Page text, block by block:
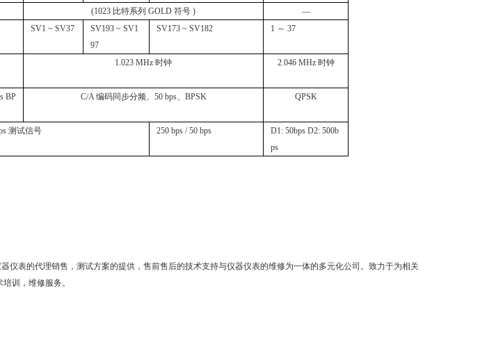
(1023 比特系列 GOLD 符号 )
―
SV1 ~ SV37
SV193 ~ SV1
97
SV173 ~ SV182 1 ～ 37
1.023 MHz 时钟 2.046 MHz 时钟
BP
C/A 编码同步分频、50 bps、BPSK QPSK
测试信号 250 bps / 50 bps
D1: 50bps D2: 500b
ps
仪表的代理销售，测试方案的提供，售前售后的技术支持与仪器仪表的维修为一体的多元化公司。致力于为相关
训，维修服务。